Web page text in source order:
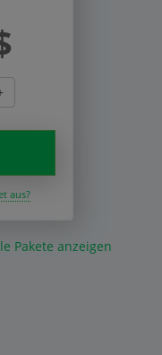
aus?
Pakete anzeigen